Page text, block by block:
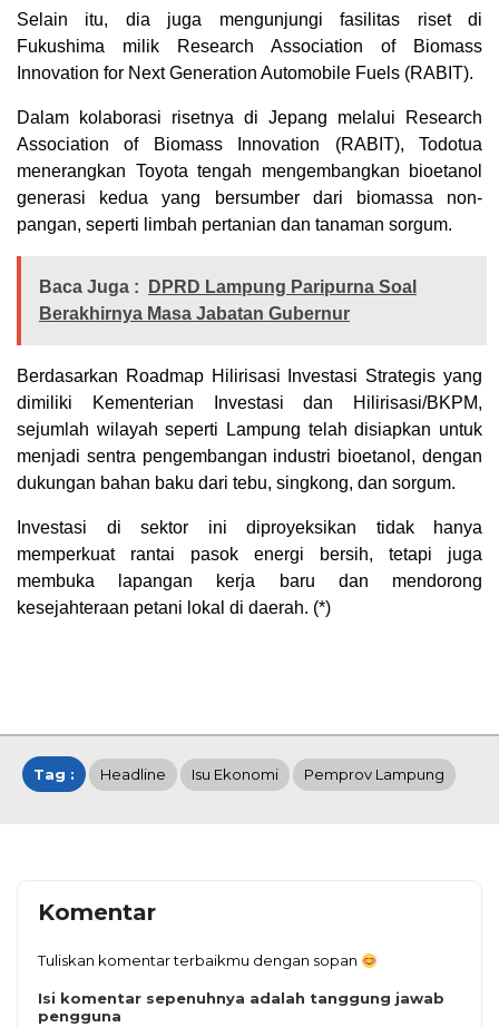
Selain itu, dia juga mengunjungi fasilitas riset di
Fukushima milik Research Association of Biomass
Innovation for Next Generation Automobile Fuels (RABIT).
‎Dalam kolaborasi risetnya di Jepang melalui Research
Association of Biomass Innovation (RABIT), Todotua
menerangkan Toyota tengah mengembangkan bioetanol
generasi kedua yang bersumber dari biomassa non-
pangan, seperti limbah pertanian dan tanaman sorgum.
Baca Juga :
DPRD Lampung Paripurna Soal
Berakhirnya Masa Jabatan Gubernur
Berdasarkan Roadmap Hilirisasi Investasi Strategis yang
dimiliki Kementerian Investasi dan Hilirisasi/BKPM,
sejumlah wilayah seperti Lampung telah disiapkan untuk
menjadi sentra pengembangan industri bioetanol, dengan
dukungan bahan baku dari tebu, singkong, dan sorgum.
Investasi di sektor ini diproyeksikan tidak hanya
memperkuat rantai pasok energi bersih, tetapi juga
membuka lapangan kerja baru dan mendorong
kesejahteraan petani lokal di daerah. (*)
Tag : Headline Isu Ekonomi Pemprov Lampung
Komentar
Tuliskan komentar terbaikmu dengan sopan
Isi komentar sepenuhnya adalah tanggung jawab
pengguna